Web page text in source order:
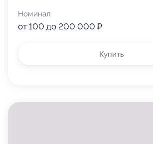
Номинал
от 100 до 200 000 ₽
Купить